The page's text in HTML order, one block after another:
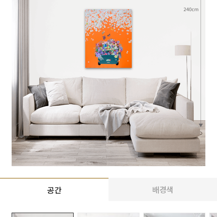
공간 배경색